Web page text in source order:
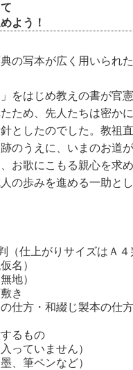
よう！
の写本が広く用いられ
」をはじめ教えの書が官
ため、先人たちは密か
としたのでした。教祖
のうえに、いまのお道が
お歌にこもる親心を求
の歩みを進める一助と
（仕上がりサイズはＡ４
名）
地）
き
仕方・和綴じ製本の仕方
るもの
っていません）
、筆ペンなど）